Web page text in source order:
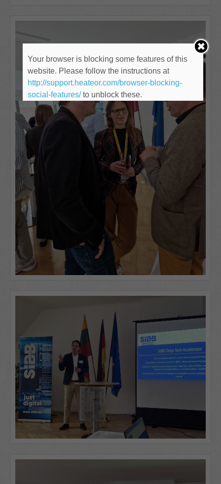
Your browser is blocking some features of this
website. Please follow the instructions at
http://support.heateor.com/browser-blocking-
social-features/to unblock these.